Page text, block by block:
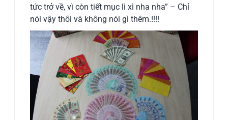
tức trở về, vì còn tiết mục lì xì nha nha” – Chỉ
nói vậy thôi và không nói gì thêm.!!!!